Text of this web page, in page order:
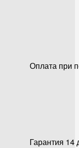
Оплата при
Гарантия 14